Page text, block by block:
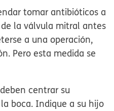
tomar antibióticos a
la válvula mitral antes
a una operación,
Pero esta medida se
centrar su
boca. Indique a su hijo